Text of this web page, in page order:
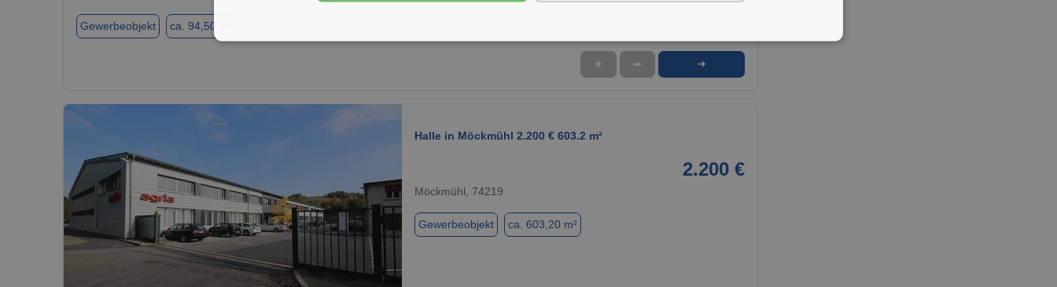
Gewerbeobjekt ca. 94,50 m²
★ ➦ ➜
Halle in Möckmühl 2.200 € 603.2 m²
2.200 €
Möckmühl, 74219
Gewerbeobjekt ca. 603,20 m²